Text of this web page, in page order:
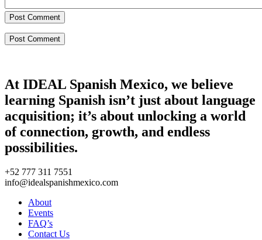
Post Comment
At IDEAL Spanish Mexico, we believe
learning Spanish isn’t just about language
acquisition; it’s about unlocking a world
of connection, growth, and endless
possibilities.
+52 777 311 7551
info@idealspanishmexico.com
About
Events
FAQ’s
Contact Us